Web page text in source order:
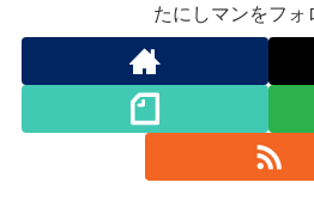
たにしマンをフォ